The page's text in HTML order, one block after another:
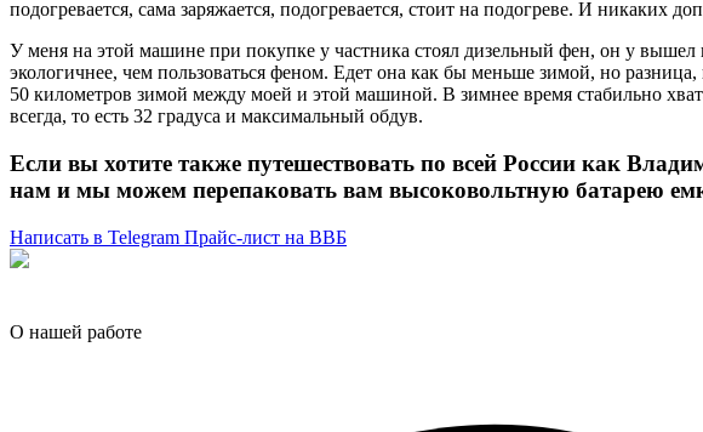
подогревается, сама заряжается, подогревается, стоит на подогреве. И никаких
У меня на этой машине при покупке у частника стоял дизельный фен, он у вышел
экологичнее, чем пользоваться феном. Едет она как бы меньше зимой, но
50 километров зимой между моей и этой машиной. В зимнее время стабильно
всегда, то есть 32 градуса и максимальный обдув.
Если вы хотите также путешествовать по всей России как
нам и мы можем перепаковать вам высоковольтную батарею
Написать в Telegram Прайс-лист на ВВБ
О нашей работе